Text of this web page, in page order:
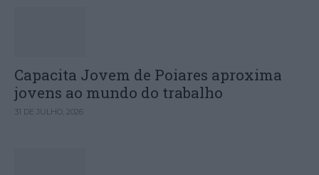
Capacita Jovem de Poiares aproxima
jovens ao mundo do trabalho
31 DE JULHO, 2026